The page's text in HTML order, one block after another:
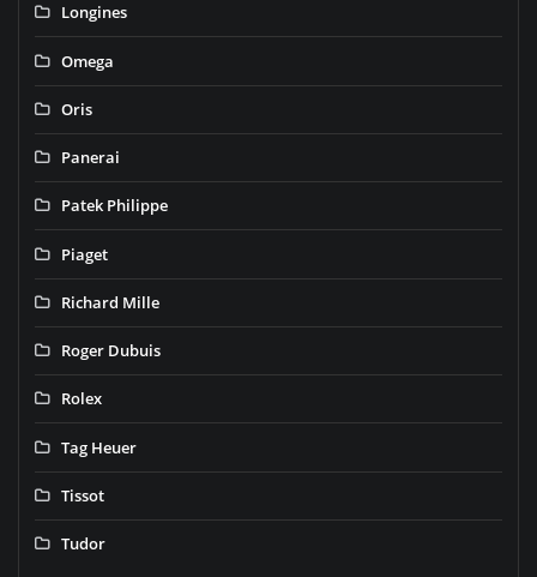
Longines
Omega
Oris
Panerai
Patek Philippe
Piaget
Richard Mille
Roger Dubuis
Rolex
Tag Heuer
Tissot
Tudor